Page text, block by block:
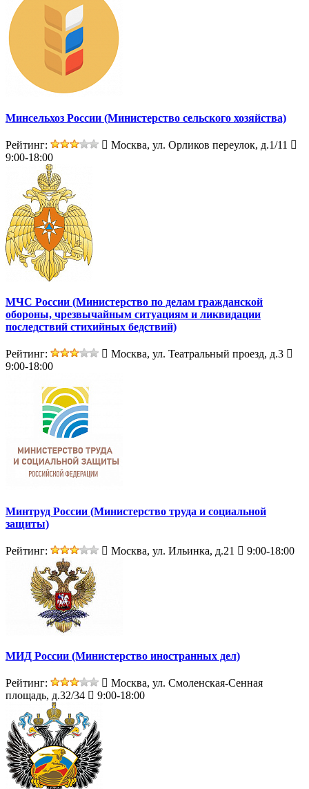
Минсельхоз России (Министерство сельского хозяйства)
Рейтинг:
Москва, ул. Орликов переулок, д.1/11
9:00-18:00
МЧС России (Министерство по делам гражданской
обороны, чрезвычайным ситуациям и ликвидации
последствий стихийных бедствий)
Рейтинг:
Москва, ул. Театральный проезд, д.3
9:00-18:00
Минтруд России (Министерство труда и социальной
защиты)
Рейтинг: Москва, ул. Ильинка, д.21 9:00-18:00
МИД России (Министерство иностранных дел)
Рейтинг:
Москва, ул. Смоленская-Сенная
площадь, д.32/34
9:00-18:00